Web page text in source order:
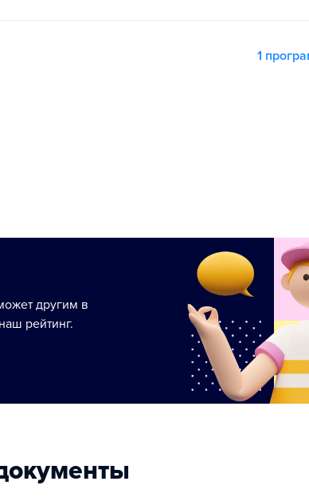
1
другим в
рейтинг.